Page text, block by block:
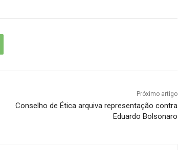
Próximo artigo
Conselho de Ética arquiva representação contra
Eduardo Bolsonaro